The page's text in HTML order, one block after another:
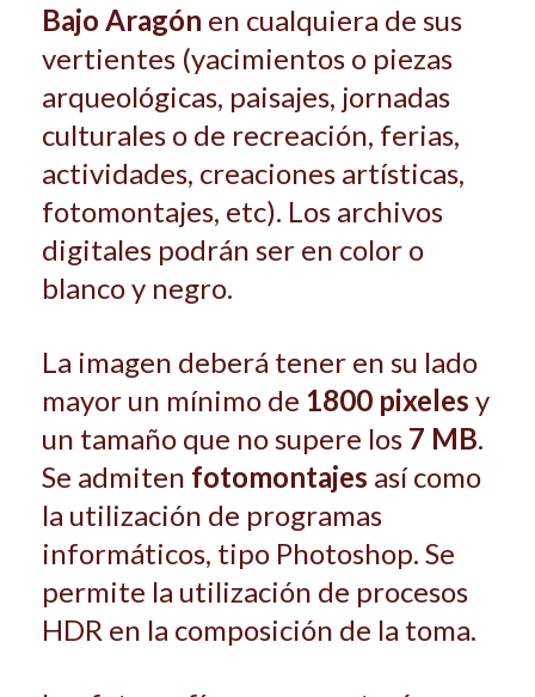
Bajo Aragón en cualquiera de sus
vertientes (yacimientos o piezas
arqueológicas, paisajes, jornadas
culturales o de re­creación, ferias,
actividades, creaciones artísticas,
fotomontajes, etc). Los archivos
digitales podrán ser en color o
blanco y negro.
La imagen deberá tener en su lado
mayor un mínimo de 1800 pixeles y
un tamaño que no supere los 7 MB.
Se admiten fotomontajes así como
la utilización de programas
informáticos, tipo Photoshop. Se
permite la utilización de procesos
HDR en la composición de la toma.